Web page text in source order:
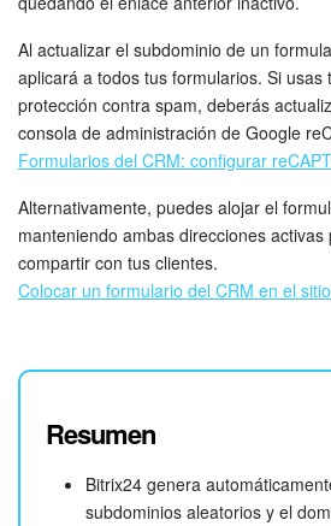
Al actualizar el subdominio de un
aplicará a todos tus formularios. Si usas
protección contra spam, deberás
consola de administración de Google
Formularios del CRM: configurar
Alternativamente, puedes alojar el
manteniendo ambas direcciones activas
compartir con tus clientes.
Colocar un formulario del CRM en el
Resumen
Bitrix24 genera
subdominios aleatorios y el